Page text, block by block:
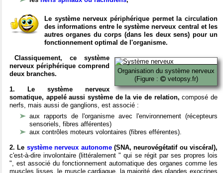
Le système nerveux périphérique permet la circulation
des informations entre le système nerveux central et les
autres organes du corps (dans les deux sens) pour un
fonctionnement optimal de l'organisme.
Organisation du système nerveux
(Figure :
vetopsy.fr)
Classiquement, ce système
nerveux périphérique comprend
deux branches.
1. Le système nerveux
somatique, appelé aussi système de la vie de relation, composé de
nerfs, mais aussi de ganglions, est associé :
aux rapports de l'organisme avec l'environnement (récepteurs
sensoriels, fibres afférentes)
aux contrôles moteurs volontaires (fibres efférentes).
2. Le système nerveux autonome(SNA, neurovégétatif ou viscéral),
c'est-à-dire involontaire (littéralement " qui se régit par ses propres lois
", est associé du fonctionnement automatique des organes comme les
muscles lisses, le muscle cardiaque, la majorité des glandes exocrines